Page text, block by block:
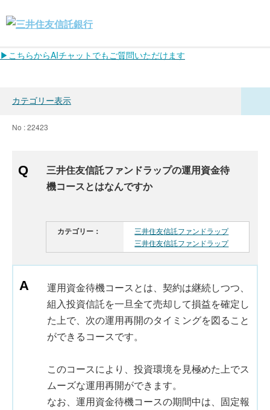
▶こちらからAIチャットでもご質問いただけます
カテゴリー表示
No : 22423
三井住友信託ファンドラップの運用資金待
機コースとはなんですか
カテゴリー：
三井住友信託ファンドラップ
三井住友信託ファンドラップ
運用資金待機コースとは、契約は継続しつつ、
組入投資信託を一旦全て売却して損益を確定し
た上で、次の運用再開のタイミングを図ること
ができるコースです。
このコースにより、投資環境を見極めた上でス
ムーズな運用再開ができます。
なお、運用資金待機コースの期間中は、固定報